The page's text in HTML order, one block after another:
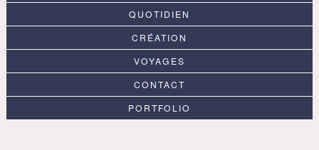
QUOTIDIEN
CRÉATION
VOYAGES
CONTACT
PORTFOLIO